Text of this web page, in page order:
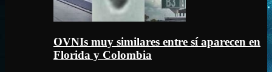
OVNIs muy similares entre sí aparecen en
Florida y Colombia